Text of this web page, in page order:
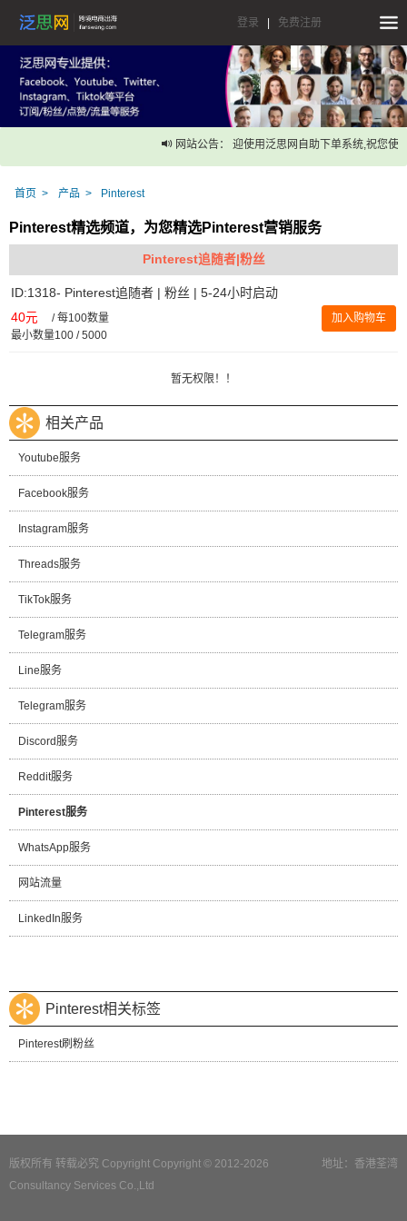
登录 免费注册
网站公告： 迎使用泛思网自助下单系统,祝您使用
首页 产品 Pinterest
Pinterest精选频道，为您精选Pinterest营销服务
Pinterest追随者|粉丝
ID:1318- Pinterest追随者 | 粉丝 | 5-24小时启动
40元 /每100数量
最小数量100 / 5000
加入购物车
暂无权限！！
相关产品
Youtube服务
Facebook服务
Instagram服务
Threads服务
TikTok服务
Telegram服务
Line服务
Telegram服务
Discord服务
Reddit服务
Pinterest服务
WhatsApp服务
网站流量
LinkedIn服务
Pinterest相关标签
Pinterest刷粉丝
地址：香港荃湾
版权所有 转载必究 Copyright Copyright © 2012-2026
Consultancy Services Co.,Ltd